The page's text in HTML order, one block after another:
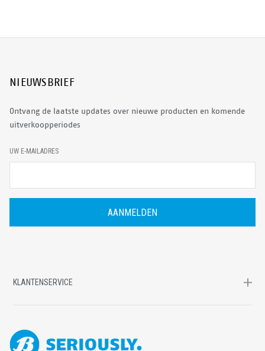
NIEUWSBRIEF
Ontvang de laatste updates over nieuwe producten en komende
uitverkoopperiodes
E
-
M
A
D
UW E-MAILADRES
KLANTENSERVICE